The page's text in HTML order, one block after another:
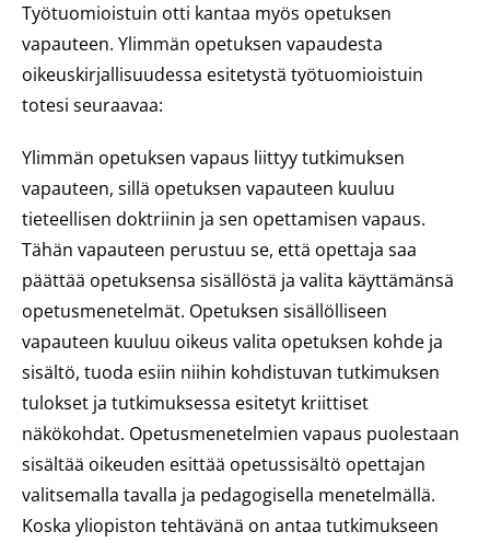
Työtuomioistuin otti kantaa myös opetuksen
vapauteen. Ylimmän opetuksen vapaudesta
oikeuskirjallisuudessa esitetystä työtuomioistuin
totesi seuraavaa:
Ylimmän opetuksen vapaus liittyy tutkimuksen
vapauteen, sillä opetuksen vapauteen kuuluu
tieteellisen doktriinin ja sen opettamisen vapaus.
Tähän vapauteen perustuu se, että opettaja saa
päättää opetuksensa sisällöstä ja valita käyttämänsä
opetusmenetelmät. Opetuksen sisällölliseen
vapauteen kuuluu oikeus valita opetuksen kohde ja
sisältö, tuoda esiin niihin kohdistuvan tutkimuksen
tulokset ja tutkimuksessa esitetyt kriittiset
näkökohdat. Opetusmenetelmien vapaus puolestaan
sisältää oikeuden esittää opetussisältö opettajan
valitsemalla tavalla ja pedagogisella menetelmällä.
Koska yliopiston tehtävänä on antaa tutkimukseen